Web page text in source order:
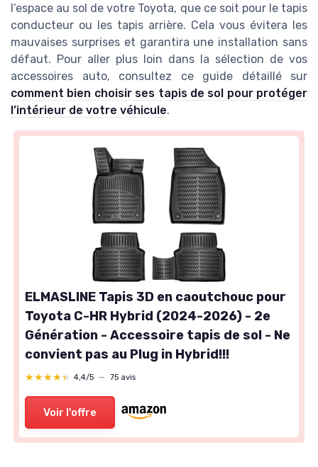
l’espace au sol de votre Toyota, que ce soit pour le tapis
conducteur ou les tapis arrière. Cela vous évitera les
mauvaises surprises et garantira une installation sans
défaut. Pour aller plus loin dans la sélection de vos
accessoires auto, consultez ce guide détaillé sur
comment bien choisir ses tapis de sol pour protéger
l’intérieur de votre véhicule.
ELMASLINE Tapis 3D en caoutchouc pour
Toyota C-HR Hybrid (2024-2026) - 2e
Génération - Accessoire tapis de sol - Ne
convient pas au Plug in Hybrid!!!
★★★★★
★★★★★ 4,4/5 — 75 avis
Voir l'offre